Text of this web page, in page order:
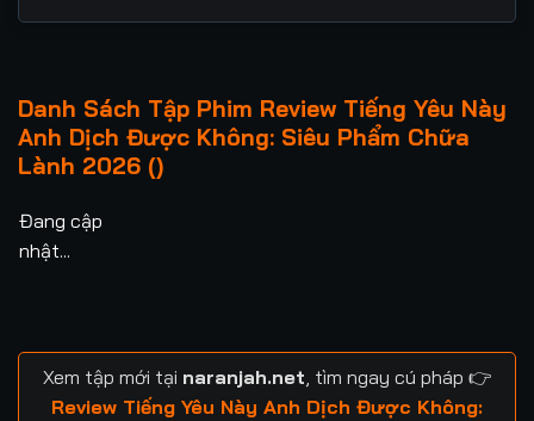
Danh Sách Tập Phim Review Tiếng Yêu Này
Anh Dịch Được Không: Siêu Phẩm Chữa
Lành 2026 ()
Đang cập
nhật...
Xem tập mới tại naranjah.net, tìm ngay cú pháp 👉
Review Tiếng Yêu Này Anh Dịch Được Không: